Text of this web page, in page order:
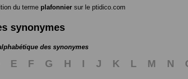
du terme plafonnier sur le ptidico.com
synonymes
des synonymes
E F G H I J K L M N